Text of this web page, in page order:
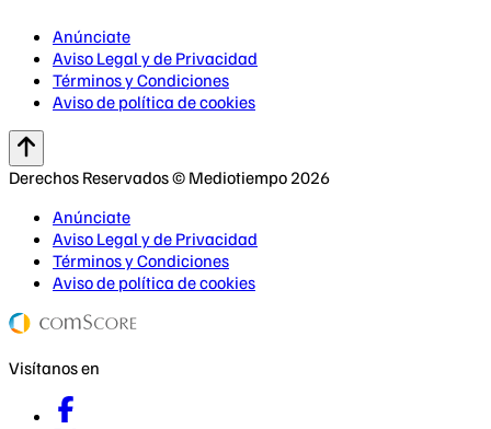
Anúnciate
Aviso Legal y de Privacidad
Términos y Condiciones
Aviso de política de cookies
Derechos Reservados © Mediotiempo 2026
Anúnciate
Aviso Legal y de Privacidad
Términos y Condiciones
Aviso de política de cookies
Visítanos en